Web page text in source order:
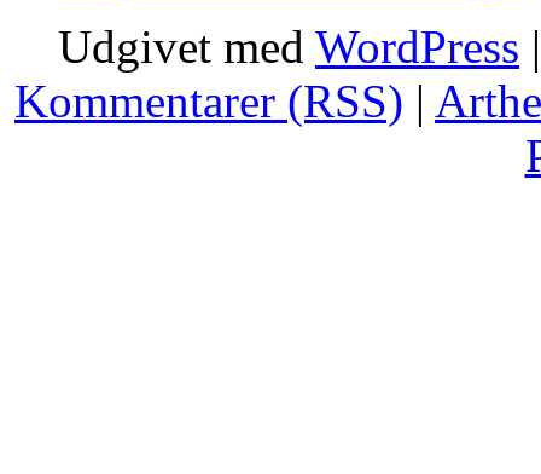
Udgivet med WordPress
Kommentarer (RSS) |